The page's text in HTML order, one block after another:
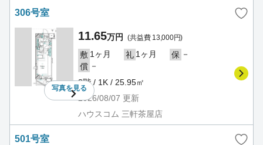
306号室
写真を見る
11.65万円 (共益費 13,000円)
敷 1ヶ月 礼 1ヶ月 保 －
償 －
3階 / 1K / 25.95㎡
2026/08/07 更新
ハウスコム 三軒茶屋店
501号室